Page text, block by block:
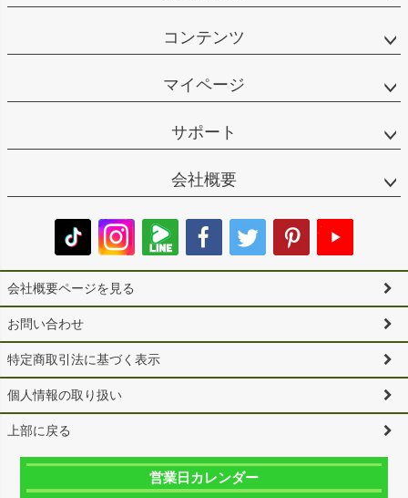
コンテンツ
マイページ
サポート
会社概要
会社概要ページを見る
お問い合わせ
特定商取引法に基づく表示
個人情報の取り扱い
上部に戻る
営業日カレンダー